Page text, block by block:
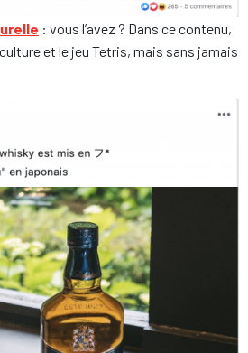
: vous l’avez ? Dans ce contenu,
et le jeu Tetris, mais sans jamais